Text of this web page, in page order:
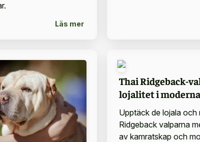
Läs mer
Thai Ridgeback-
lojalitet i
Upptäck de lojala och
Ridgeback valparna
av kamratskap och